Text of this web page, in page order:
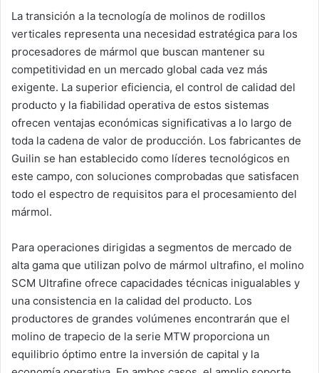
La transición a la tecnología de molinos de rodillos
verticales representa una necesidad estratégica para los
procesadores de mármol que buscan mantener su
competitividad en un mercado global cada vez más
exigente. La superior eficiencia, el control de calidad del
producto y la fiabilidad operativa de estos sistemas
ofrecen ventajas económicas significativas a lo largo de
toda la cadena de valor de producción. Los fabricantes de
Guilin se han establecido como líderes tecnológicos en
este campo, con soluciones comprobadas que satisfacen
todo el espectro de requisitos para el procesamiento del
mármol.
Para operaciones dirigidas a segmentos de mercado de
alta gama que utilizan polvo de mármol ultrafino, el molino
SCM Ultrafine ofrece capacidades técnicas inigualables y
una consistencia en la calidad del producto. Los
productores de grandes volúmenes encontrarán que el
molino de trapecio de la serie MTW proporciona un
equilibrio óptimo entre la inversión de capital y la